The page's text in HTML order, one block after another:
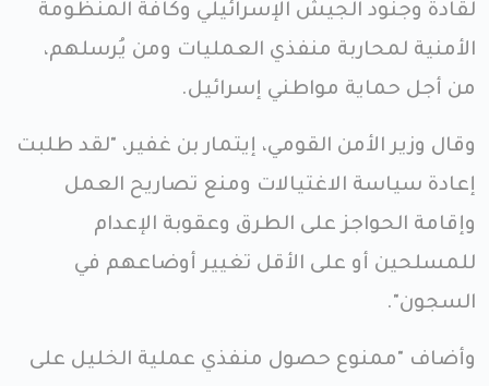
لقادة وجنود الجيش الإسرائيلي وكافة المنظومة
الأمنية لمحاربة منفذي العمليات ومن يُرسلهم،
من أجل حماية مواطني إسرائيل.
وقال وزير الأمن القومي، إيتمار بن غفير، "لقد طلبت
إعادة سياسة الاغتيالات ومنع تصاريح العمل
وإقامة الحواجز على الطرق وعقوبة الإعدام
للمسلحين أو على الأقل تغيير أوضاعهم في
السجون".
وأضاف "ممنوع حصول منفذي عملية الخليل على